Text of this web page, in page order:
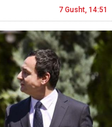
7 Gusht, 14:51